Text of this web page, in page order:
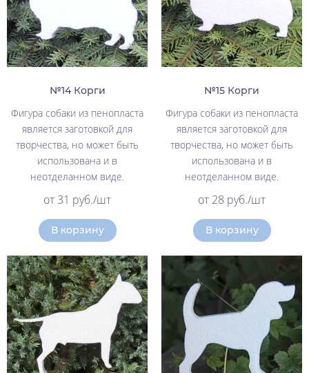
№14 Корги
Фигура собаки из пенопласта
является заготовкой для
творчества, но может быть
использована и в
неотделанном виде.
от 31 руб./шт
В корзину
№15 Корги
Фигура собаки из пенопласта
является заготовкой для
творчества, но может быть
использована и в
неотделанном виде.
от 28 руб./шт
В корзину